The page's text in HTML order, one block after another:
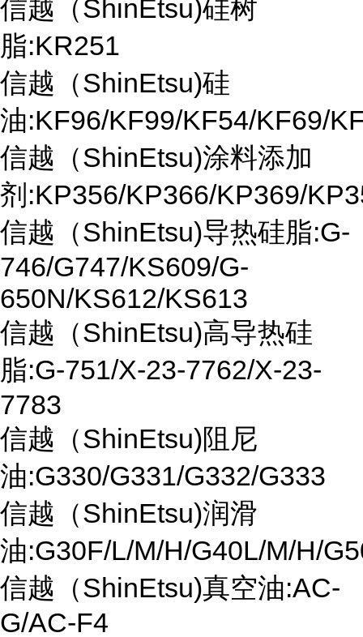
信越（ShinEtsu)硅树
脂:KR251
信越（ShinEtsu)硅
油:KF96/KF99/KF54/KF69/
信越（ShinEtsu)涂料添加
剂:KP356/KP366/KP369/
信越（ShinEtsu)导热硅脂:G-
746/G747/KS609/G-
650N/KS612/KS613
信越（ShinEtsu)高导热硅
脂:G-751/X-23-7762/X-23-
7783
信越（ShinEtsu)阻尼
油:G330/G331/G332/G333
信越（ShinEtsu)润滑
油:G30F/L/M/H/G40L/M/H/
信越（ShinEtsu)真空油:AC-
G/AC-F4